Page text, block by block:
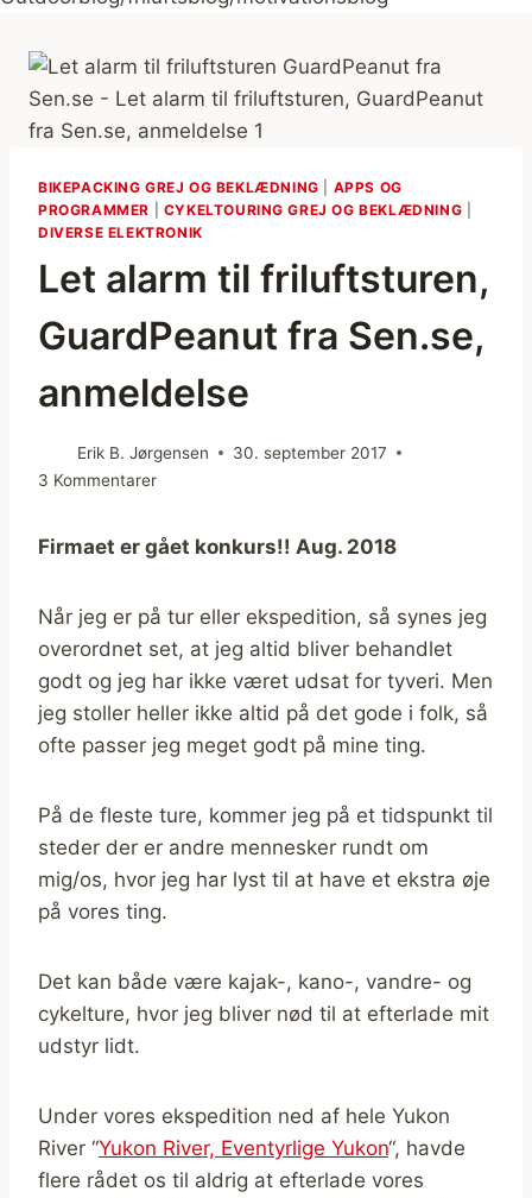
BIKEPACKING GREJ OG BEKLÆDNING
APPS OG
PROGRAMMER
CYKELTOURING GREJ OG BEKLÆDNING
DIVERSE ELEKTRONIK
Let alarm til friluftsturen,
GuardPeanut fra Sen.se,
anmeldelse
Erik B. Jørgensen
30. september 2017
3 Kommentarer
Firmaet er gået konkurs!! Aug. 2018
Når jeg er på tur eller ekspedition, så synes jeg
overordnet set, at jeg altid bliver behandlet
godt og jeg har ikke været udsat for tyveri. Men
jeg stoller heller ikke altid på det gode i folk, så
ofte passer jeg meget godt på mine ting.
På de fleste ture, kommer jeg på et tidspunkt til
steder der er andre mennesker rundt om
mig/os, hvor jeg har lyst til at have et ekstra øje
på vores ting.
Det kan både være kajak-, kano-, vandre- og
cykelture, hvor jeg bliver nød til at efterlade mit
udstyr lidt.
Under vores ekspedition ned af hele Yukon
River “Yukon River, Eventyrlige Yukon“, havde
flere rådet os til aldrig at efterlade vores